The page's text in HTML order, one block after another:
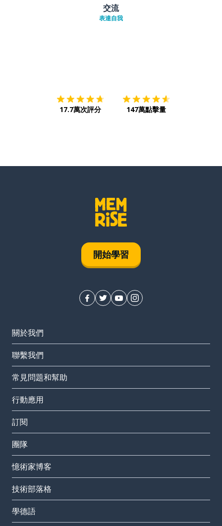
交流
表達自我
17.7萬次評分 147萬點擊量
開始學習
關於我們
聯繫我們
常見問題和幫助
行動應用
訂閱
團隊
憶術家博客
技術部落格
學德語